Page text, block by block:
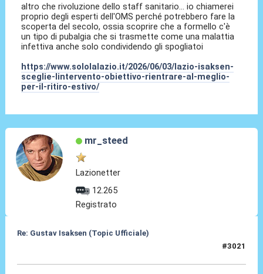
altro che rivoluzione dello staff sanitario... io chiamerei
proprio degli esperti dell'OMS perché potrebbero fare la
scoperta del secolo, ossia scoprire che a formello c'è
un tipo di pubalgia che si trasmette come una malattia
infettiva anche solo condividendo gli spogliatoi
https://www.sololalazio.it/2026/06/03/lazio-isaksen-
sceglie-lintervento-obiettivo-rientrare-al-meglio-
per-il-ritiro-estivo/
mr_steed
Lazionetter
12.265
Registrato
Re: Gustav Isaksen (Topic Ufficiale)
#3021